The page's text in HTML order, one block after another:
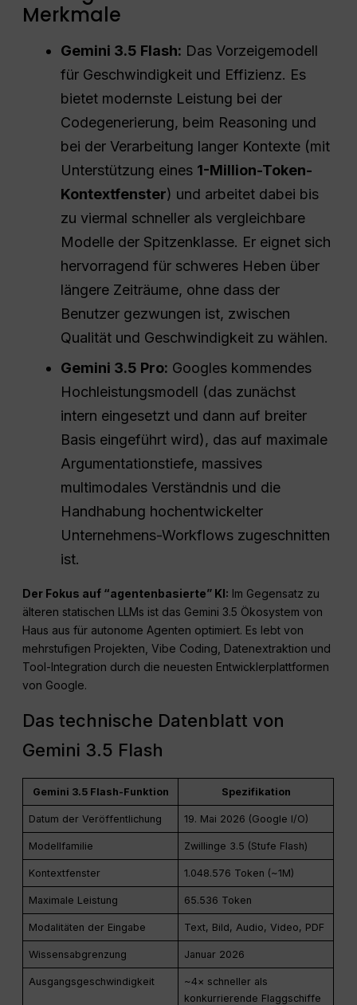
Merkmale
Gemini 3.5 Flash: Das Vorzeigemodell
für Geschwindigkeit und Effizienz. Es
bietet modernste Leistung bei der
Codegenerierung, beim Reasoning und
bei der Verarbeitung langer Kontexte (mit
Unterstützung eines 1-Million-Token-
Kontextfenster) und arbeitet dabei bis
zu viermal schneller als vergleichbare
Modelle der Spitzenklasse. Er eignet sich
hervorragend für schweres Heben über
längere Zeiträume, ohne dass der
Benutzer gezwungen ist, zwischen
Qualität und Geschwindigkeit zu wählen.
Gemini 3.5 Pro: Googles kommendes
Hochleistungsmodell (das zunächst
intern eingesetzt und dann auf breiter
Basis eingeführt wird), das auf maximale
Argumentationstiefe, massives
multimodales Verständnis und die
Handhabung hochentwickelter
Unternehmens-Workflows zugeschnitten
ist.
Der Fokus auf “agentenbasierte” KI: Im Gegensatz zu
älteren statischen LLMs ist das Gemini 3.5 Ökosystem von
Haus aus für autonome Agenten optimiert. Es lebt von
mehrstufigen Projekten, Vibe Coding, Datenextraktion und
Tool-Integration durch die neuesten Entwicklerplattformen
von Google.
Das technische Datenblatt von
Gemini 3.5 Flash
Gemini 3.5 Flash-Funktion Spezifikation
Datum der Veröffentlichung 19. Mai 2026 (Google I/O)
Modellfamilie Zwillinge 3.5 (Stufe Flash)
Kontextfenster 1.048.576 Token (~1M)
Maximale Leistung 65.536 Token
Modalitäten der Eingabe Text, Bild, Audio, Video, PDF
Wissensabgrenzung Januar 2026
Ausgangsgeschwindigkeit
~4× schneller als
konkurrierende Flaggschiffe